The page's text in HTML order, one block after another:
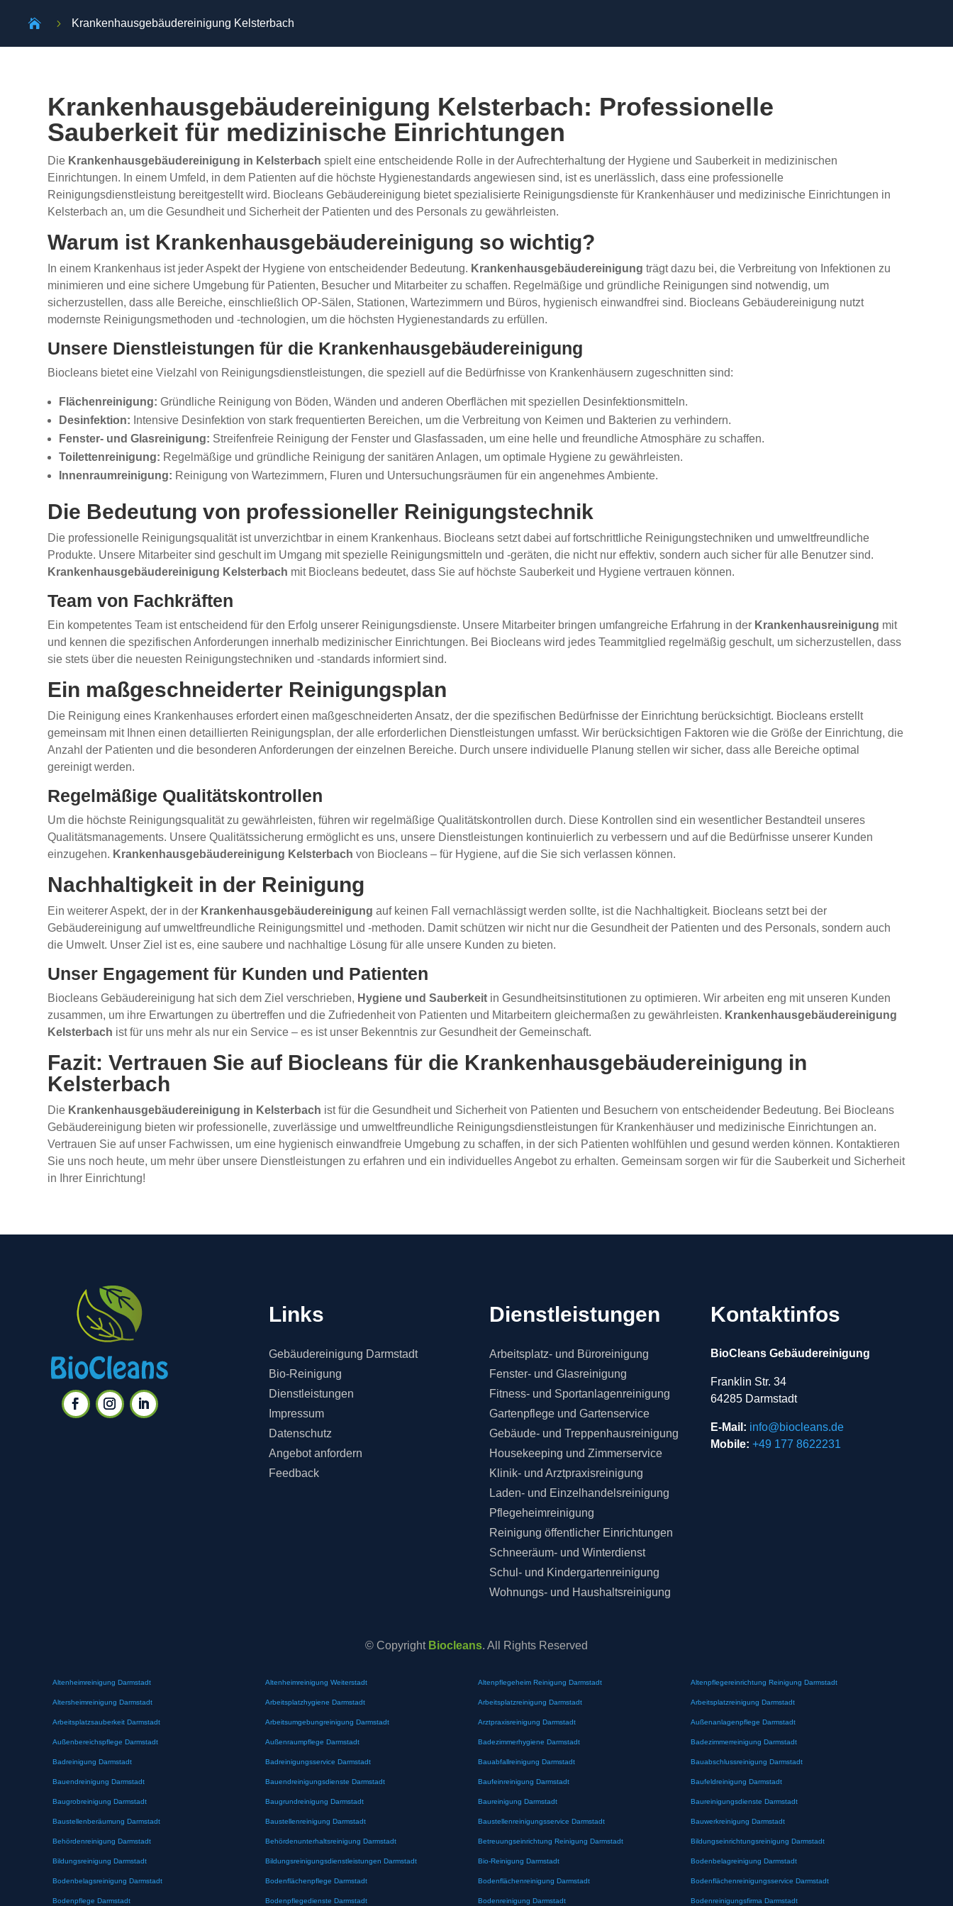
 5 Krankenhausgebäudereinigung Kelsterbach
Krankenhausgebäudereinigung Kelsterbach: Professionelle
Sauberkeit für medizinische Einrichtungen
Die Krankenhausgebäudereinigung in Kelsterbach spielt eine entscheidende Rolle in der Aufrechterhaltung der Hygiene und Sauberkeit in medizinischen
Einrichtungen. In einem Umfeld, in dem Patienten auf die höchste Hygienestandards angewiesen sind, ist es unerlässlich, dass eine professionelle
Reinigungsdienstleistung bereitgestellt wird. Biocleans Gebäudereinigung bietet spezialisierte Reinigungsdienste für Krankenhäuser und medizinische Einrichtungen in
Kelsterbach an, um die Gesundheit und Sicherheit der Patienten und des Personals zu gewährleisten.
Warum ist Krankenhausgebäudereinigung so wichtig?
In einem Krankenhaus ist jeder Aspekt der Hygiene von entscheidender Bedeutung. Krankenhausgebäudereinigung trägt dazu bei, die Verbreitung von Infektionen zu
minimieren und eine sichere Umgebung für Patienten, Besucher und Mitarbeiter zu schaffen. Regelmäßige und gründliche Reinigungen sind notwendig, um
sicherzustellen, dass alle Bereiche, einschließlich OP-Sälen, Stationen, Wartezimmern und Büros, hygienisch einwandfrei sind. Biocleans Gebäudereinigung nutzt
modernste Reinigungsmethoden und -technologien, um die höchsten Hygienestandards zu erfüllen.
Unsere Dienstleistungen für die Krankenhausgebäudereinigung
Biocleans bietet eine Vielzahl von Reinigungsdienstleistungen, die speziell auf die Bedürfnisse von Krankenhäusern zugeschnitten sind:
Flächenreinigung: Gründliche Reinigung von Böden, Wänden und anderen Oberflächen mit speziellen Desinfektionsmitteln.
Desinfektion: Intensive Desinfektion von stark frequentierten Bereichen, um die Verbreitung von Keimen und Bakterien zu verhindern.
Fenster- und Glasreinigung: Streifenfreie Reinigung der Fenster und Glasfassaden, um eine helle und freundliche Atmosphäre zu schaffen.
Toilettenreinigung: Regelmäßige und gründliche Reinigung der sanitären Anlagen, um optimale Hygiene zu gewährleisten.
Innenraumreinigung: Reinigung von Wartezimmern, Fluren und Untersuchungsräumen für ein angenehmes Ambiente.
Die Bedeutung von professioneller Reinigungstechnik
Die professionelle Reinigungsqualität ist unverzichtbar in einem Krankenhaus. Biocleans setzt dabei auf fortschrittliche Reinigungstechniken und umweltfreundliche
Produkte. Unsere Mitarbeiter sind geschult im Umgang mit spezielle Reinigungsmitteln und -geräten, die nicht nur effektiv, sondern auch sicher für alle Benutzer sind.
Krankenhausgebäudereinigung Kelsterbach mit Biocleans bedeutet, dass Sie auf höchste Sauberkeit und Hygiene vertrauen können.
Team von Fachkräften
Ein kompetentes Team ist entscheidend für den Erfolg unserer Reinigungsdienste. Unsere Mitarbeiter bringen umfangreiche Erfahrung in der Krankenhausreinigung mit
und kennen die spezifischen Anforderungen innerhalb medizinischer Einrichtungen. Bei Biocleans wird jedes Teammitglied regelmäßig geschult, um sicherzustellen, dass
sie stets über die neuesten Reinigungstechniken und -standards informiert sind.
Ein maßgeschneiderter Reinigungsplan
Die Reinigung eines Krankenhauses erfordert einen maßgeschneiderten Ansatz, der die spezifischen Bedürfnisse der Einrichtung berücksichtigt. Biocleans erstellt
gemeinsam mit Ihnen einen detaillierten Reinigungsplan, der alle erforderlichen Dienstleistungen umfasst. Wir berücksichtigen Faktoren wie die Größe der Einrichtung, die
Anzahl der Patienten und die besonderen Anforderungen der einzelnen Bereiche. Durch unsere individuelle Planung stellen wir sicher, dass alle Bereiche optimal
gereinigt werden.
Regelmäßige Qualitätskontrollen
Um die höchste Reinigungsqualität zu gewährleisten, führen wir regelmäßige Qualitätskontrollen durch. Diese Kontrollen sind ein wesentlicher Bestandteil unseres
Qualitätsmanagements. Unsere Qualitätssicherung ermöglicht es uns, unsere Dienstleistungen kontinuierlich zu verbessern und auf die Bedürfnisse unserer Kunden
einzugehen. Krankenhausgebäudereinigung Kelsterbach von Biocleans – für Hygiene, auf die Sie sich verlassen können.
Nachhaltigkeit in der Reinigung
Ein weiterer Aspekt, der in der Krankenhausgebäudereinigung auf keinen Fall vernachlässigt werden sollte, ist die Nachhaltigkeit. Biocleans setzt bei der
Gebäudereinigung auf umweltfreundliche Reinigungsmittel und -methoden. Damit schützen wir nicht nur die Gesundheit der Patienten und des Personals, sondern auch
die Umwelt. Unser Ziel ist es, eine saubere und nachhaltige Lösung für alle unsere Kunden zu bieten.
Unser Engagement für Kunden und Patienten
Biocleans Gebäudereinigung hat sich dem Ziel verschrieben, Hygiene und Sauberkeit in Gesundheitsinstitutionen zu optimieren. Wir arbeiten eng mit unseren Kunden
zusammen, um ihre Erwartungen zu übertreffen und die Zufriedenheit von Patienten und Mitarbeitern gleichermaßen zu gewährleisten. Krankenhausgebäudereinigung
Kelsterbach ist für uns mehr als nur ein Service – es ist unser Bekenntnis zur Gesundheit der Gemeinschaft.
Fazit: Vertrauen Sie auf Biocleans für die Krankenhausgebäudereinigung in
Kelsterbach
Die Krankenhausgebäudereinigung in Kelsterbach ist für die Gesundheit und Sicherheit von Patienten und Besuchern von entscheidender Bedeutung. Bei Biocleans
Gebäudereinigung bieten wir professionelle, zuverlässige und umweltfreundliche Reinigungsdienstleistungen für Krankenhäuser und medizinische Einrichtungen an.
Vertrauen Sie auf unser Fachwissen, um eine hygienisch einwandfreie Umgebung zu schaffen, in der sich Patienten wohlfühlen und gesund werden können. Kontaktieren
Sie uns noch heute, um mehr über unsere Dienstleistungen zu erfahren und ein individuelles Angebot zu erhalten. Gemeinsam sorgen wir für die Sauberkeit und Sicherheit
in Ihrer Einrichtung!
Links
Gebäudereinigung Darmstadt
Bio-Reinigung
Dienstleistungen
Impressum
Datenschutz
Angebot anfordern
Feedback
Dienstleistungen
Arbeitsplatz- und Büroreinigung
Fenster- und Glasreinigung
Fitness- und Sportanlagenreinigung
Gartenpflege und Gartenservice
Gebäude- und Treppenhausreinigung
Housekeeping und Zimmerservice
Klinik- und Arztpraxisreinigung
Laden- und Einzelhandelsreinigung
Pflegeheimreinigung
Reinigung öffentlicher Einrichtungen
Schneeräum- und Winterdienst
Schul- und Kindergartenreinigung
Wohnungs- und Haushaltsreinigung
Kontaktinfos
BioCleans Gebäudereinigung
Franklin Str. 34
64285 Darmstadt
E-Mail: info@biocleans.de
Mobile: +49 177 8622231
© Copyright Biocleans. All Rights Reserved
Altenheimreinigung Darmstadt Altenheimreinigung Weiterstadt Altenpflegeheim Reinigung Darmstadt Altenpflegereinrichtung Reinigung Darmstadt
Altersheimreinigung Darmstadt Arbeitsplatzhygiene Darmstadt Arbeitsplatzreinigung Darmstadt Arbeitsplatzreinigung Darmstadt
Arbeitsplatzsauberkeit Darmstadt Arbeitsumgebungreinigung Darmstadt Arztpraxisreinigung Darmstadt Außenanlagenpflege Darmstadt
Außenbereichspflege Darmstadt Außenraumpflege Darmstadt Badezimmerhygiene Darmstadt Badezimmerreinigung Darmstadt
Badreinigung Darmstadt Badreinigungsservice Darmstadt Bauabfallreinigung Darmstadt Bauabschlussreinigung Darmstadt
Bauendreinigung Darmstadt Bauendreinigungsdienste Darmstadt Baufeinreinigung Darmstadt Baufeldreinigung Darmstadt
Baugrobreinigung Darmstadt Baugrundreinigung Darmstadt Baureinigung Darmstadt Baureinigungsdienste Darmstadt
Baustellenberäumung Darmstadt Baustellenreinigung Darmstadt Baustellenreinigungsservice Darmstadt Bauwerkreinigung Darmstadt
Behördenreinigung Darmstadt Behördenunterhaltsreinigung Darmstadt Betreuungseinrichtung Reinigung Darmstadt Bildungseinrichtungsreinigung Darmstadt
Bildungsreinigung Darmstadt Bildungsreinigungsdienstleistungen Darmstadt Bio-Reinigung Darmstadt Bodenbelagreinigung Darmstadt
Bodenbelagsreinigung Darmstadt Bodenflächenpflege Darmstadt Bodenflächenreinigung Darmstadt Bodenflächenreinigungsservice Darmstadt
Bodenpflege Darmstadt Bodenpflegedienste Darmstadt Bodenreinigung Darmstadt Bodenreinigungsfirma Darmstadt